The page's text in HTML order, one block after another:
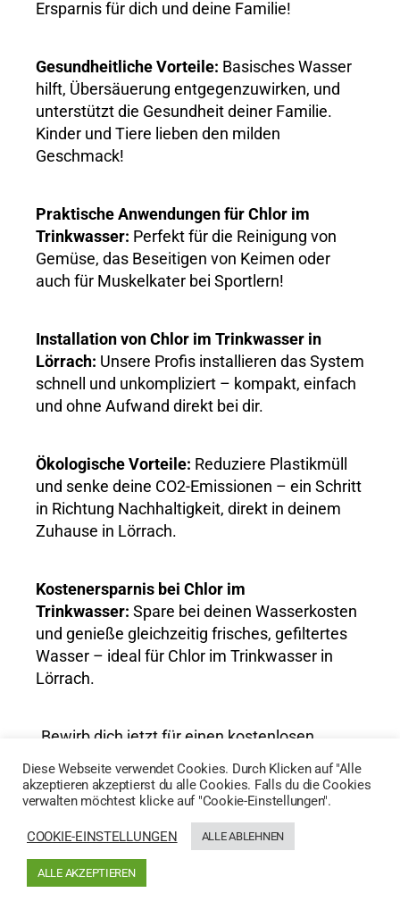
Ersparnis für dich und deine Familie!
Gesundheitliche Vorteile: Basisches Wasser
hilft, Übersäuerung entgegenzuwirken, und
unterstützt die Gesundheit deiner Familie.
Kinder und Tiere lieben den milden
Geschmack!
Praktische Anwendungen für Chlor im
Trinkwasser: Perfekt für die Reinigung von
Gemüse, das Beseitigen von Keimen oder
auch für Muskelkater bei Sportlern!
Installation von Chlor im Trinkwasser in
Lörrach: Unsere Profis installieren das System
schnell und unkompliziert – kompakt, einfach
und ohne Aufwand direkt bei dir.
Ökologische Vorteile: Reduziere Plastikmüll
und senke deine CO2-Emissionen – ein Schritt
in Richtung Nachhaltigkeit, direkt in deinem
Zuhause in Lörrach.
Kostenersparnis bei Chlor im
Trinkwasser: Spare bei deinen Wasserkosten
und genieße gleichzeitig frisches, gefiltertes
Wasser – ideal für Chlor im Trinkwasser in
Lörrach.
„Bewirb dich jetzt für einen kostenlosen
Wassertest und entdecke die Vorteile von
AktivWasser für Chlor im Trinkwasser in
Lörrach!“
HIER GEHTS ZUM WASSERTEST
Diese Webseite verwendet Cookies. Durch Klicken auf "Alle
akzeptieren akzeptierst du alle Cookies. Falls du die Cookies
verwalten möchtest klicke auf "Cookie-Einstellungen".
COOKIE-EINSTELLUNGEN ALLE ABLEHNEN
ALLE AKZEPTIEREN